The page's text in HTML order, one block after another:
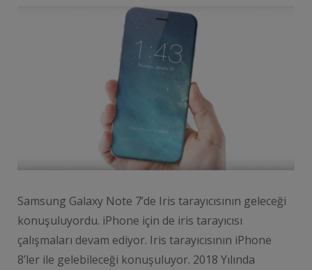
Samsung Galaxy Note 7’de Iris tarayıcısının geleceği
konuşuluyordu. iPhone için de iris tarayıcısı
çalışmaları devam ediyor. Iris tarayıcısının iPhone
8’ler ile gelebileceği konuşuluyor. 2018 Yılında